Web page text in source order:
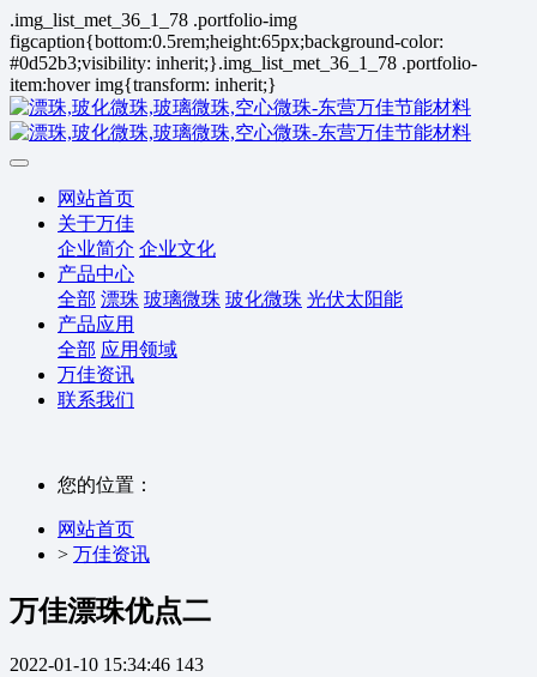
.img_list_met_36_1_78 .portfolio-img
figcaption{bottom:0.5rem;height:65px;background-color:
#0d52b3;visibility: inherit;}.img_list_met_36_1_78 .portfolio-
item:hover img{transform: inherit;}
网站首页
关于万佳
企业简介 企业文化
产品中心
全部 漂珠 玻璃微珠 玻化微珠 光伏太阳能
产品应用
全部 应用领域
万佳资讯
联系我们
您的位置：
网站首页
> 万佳资讯
万佳漂珠优点二
2022-01-10 15:34:46 143